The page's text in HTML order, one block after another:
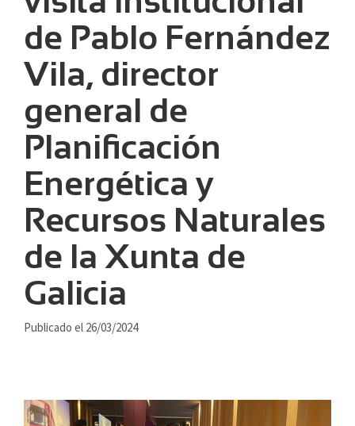
de Pablo Fernández
Vila, director
general de
Planificación
Energética y
Recursos Naturales
de la Xunta de
Galicia
Publicado el 26/03/2024